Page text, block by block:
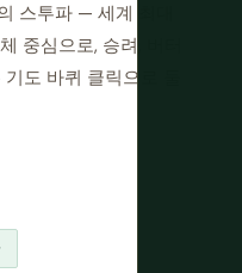
스투파 — 세계 최대
중심으로, 승려, 버터
도 바퀴 클릭으로 둘